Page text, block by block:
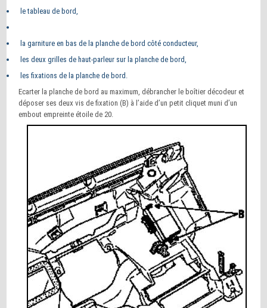
le tableau de bord,
la garniture en bas de la planche de bord côté conducteur,
les deux grilles de haut-parleur sur la planche de bord,
les fixations de la planche de bord.
Ecarter la planche de bord au maximum, débrancher le boîtier décodeur et
déposer ses deux vis de fixation (B) à l’aide d’un petit cliquet muni d’un
embout empreinte étoile de 20.